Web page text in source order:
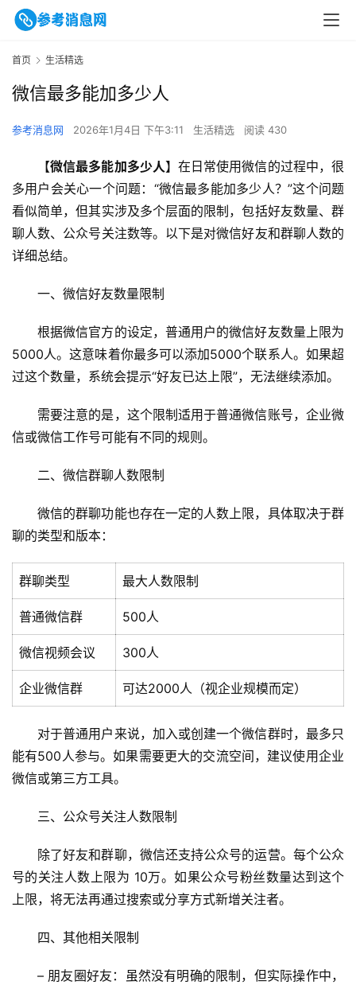
首页 生活精选
微信最多能加多少人
参考消息网 2026年1月4日 下午3:11 生活精选 阅读 430
【微信最多能加多少人】在日常使用微信的过程中，很
多用户会关心一个问题：“微信最多能加多少人？”这个问题
看似简单，但其实涉及多个层面的限制，包括好友数量、群
聊人数、公众号关注数等。以下是对微信好友和群聊人数的
详细总结。
一、微信好友数量限制
根据微信官方的设定，普通用户的微信好友数量上限为
5000人。这意味着你最多可以添加5000个联系人。如果超
过这个数量，系统会提示“好友已达上限”，无法继续添加。
需要注意的是，这个限制适用于普通微信账号，企业微
信或微信工作号可能有不同的规则。
二、微信群聊人数限制
微信的群聊功能也存在一定的人数上限，具体取决于群
聊的类型和版本：
群聊类型 最大人数限制
普通微信群 500人
微信视频会议 300人
企业微信群 可达2000人（视企业规模而定）
对于普通用户来说，加入或创建一个微信群时，最多只
能有500人参与。如果需要更大的交流空间，建议使用企业
微信或第三方工具。
三、公众号关注人数限制
除了好友和群聊，微信还支持公众号的运营。每个公众
号的关注人数上限为 10万。如果公众号粉丝数量达到这个
上限，将无法再通过搜索或分享方式新增关注者。
四、其他相关限制
– 朋友圈好友：虽然没有明确的限制，但实际操作中，